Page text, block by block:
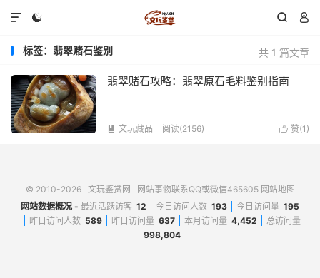
  

共 1 篇文章
标签：翡翠赌石鉴别
翡翠赌石攻略：翡翠原石毛料鉴别指南
 赞(1 )
 文玩藏品 阅读(2156)
© 2010-2026 文玩鉴赏网 网站事物联系QQ或微信465605 网站地图
网站数据概况 - 最近活跃访客 12 今日访问人数 193 今日访问量 195
昨日访问人数 589 昨日访问量 637 本月访问量 4,452
总访问量
998,804